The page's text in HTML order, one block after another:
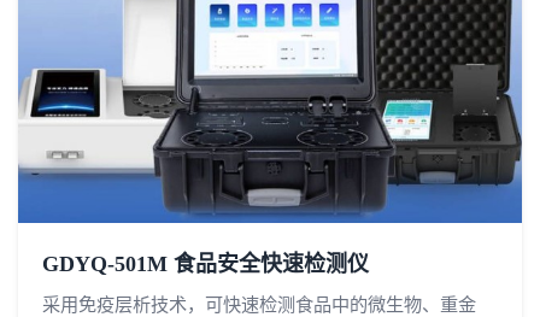
GDYQ-501M 食品安全快速检测仪
采用免疫层析技术，可快速检测食品中的微生物、重金